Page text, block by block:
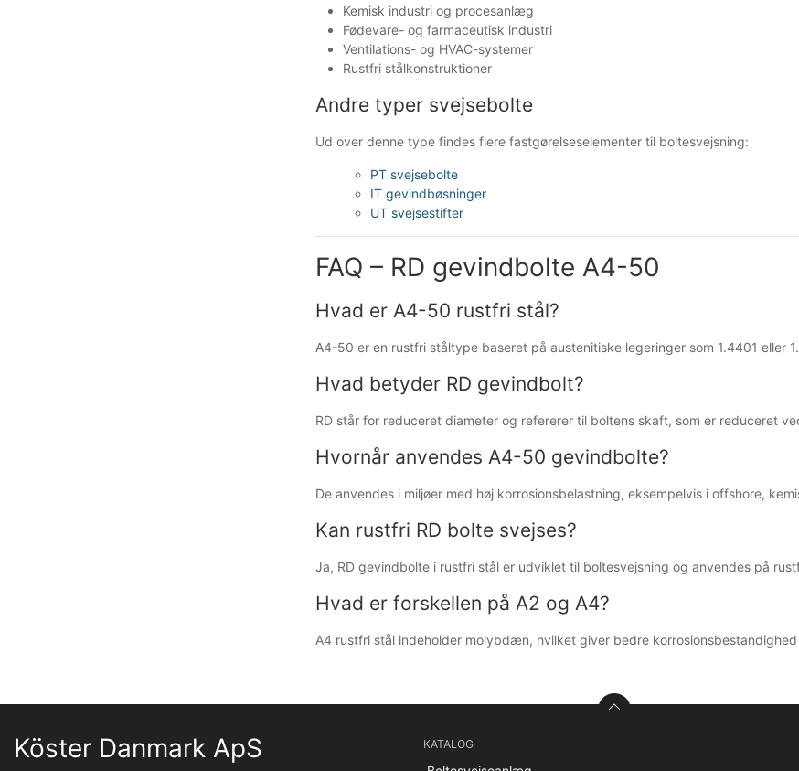
Kemisk industri og procesanlæg
Fødevare- og farmaceutisk industri
Ventilations- og HVAC-systemer
Rustfri stålkonstruktioner
Andre typer svejsebolte
Ud over denne type findes flere fastgørelseselementer til boltesvejsning:
PT svejsebolte
IT gevindbøsninger
UT svejsestifter
FAQ – RD gevindbolte A4-50
Hvad er A4-50 rustfri stål?
A4-50 er en rustfri ståltype baseret på austenitiske legeringer som 1.4401 eller
Hvad betyder RD gevindbolt?
RD står for reduceret diameter og refererer til boltens skaft, som er reduceret
Hvornår anvendes A4-50 gevindbolte?
De anvendes i miljøer med høj korrosionsbelastning, eksempelvis i offshore,
Kan rustfri RD bolte svejses?
Ja, RD gevindbolte i rustfri stål er udviklet til boltesvejsning og anvendes på
Hvad er forskellen på A2 og A4?
A4 rustfri stål indeholder molybdæn, hvilket giver bedre
Köster Danmark ApS KATALOG